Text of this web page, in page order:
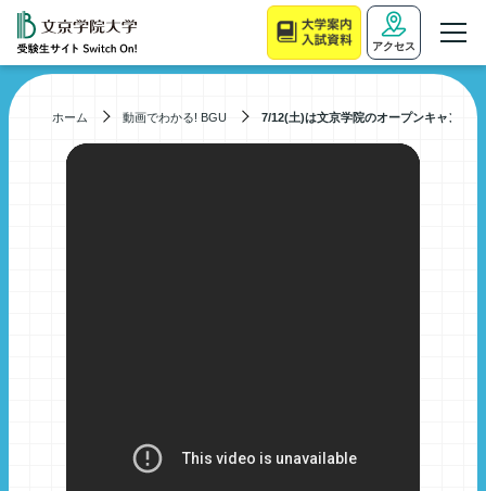
アクセス
ホーム 動画でわかる! BGU 7/12(土)は文京学院のオープンキャンパス